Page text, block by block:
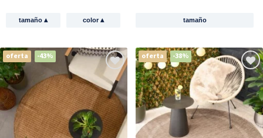
tamaño ▴ color▴ tamaño
oferta -43% oferta -38%